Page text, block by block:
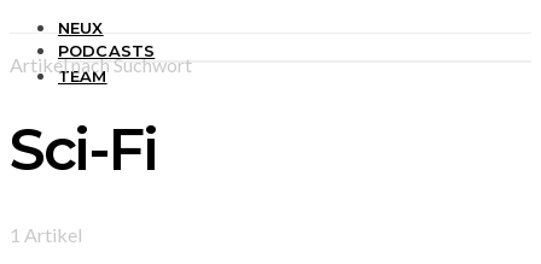
NEUX
PODCASTS
TEAM
Artikel nach Suchwort
Sci-Fi
1 Artikel